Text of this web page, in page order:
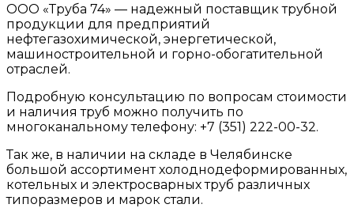
ООО «Труба 74» — надежный поставщик трубной
продукции для предприятий
нефтегазохимической, энергетической,
машиностроительной и горно-обогатительной
отраслей.
Подробную консультацию по вопросам стоимости
и наличия труб можно получить по
многоканальному телефону: +7 (351) 222-00-32.
Так же, в наличии на складе в Челябинске
большой ассортимент холоднодеформированных,
котельных и электросварных труб различных
типоразмеров и марок стали.